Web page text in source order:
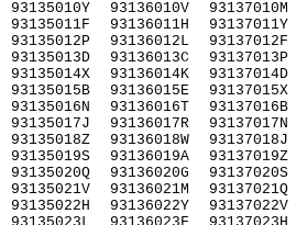
93135010Y
93135011F
93135012P
93135013D
93135014X
93135015B
93135016N
93135017J
93135018Z
93135019S
93135020Q
93135021V
93135022H
93136010V
93136011H
93136012L
93136013C
93136014K
93136015E
93136016T
93136017R
93136018W
93136019A
93136020G
93136021M
93136022Y
93137010M
93137011Y
93137012F
93137013P
93137014D
93137015X
93137016B
93137017N
93137018J
93137019Z
93137020S
93137021Q
93137022V